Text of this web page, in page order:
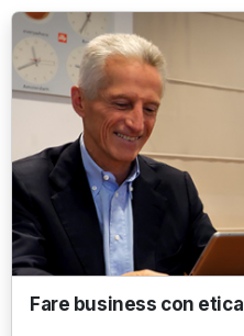
Fare business con etica